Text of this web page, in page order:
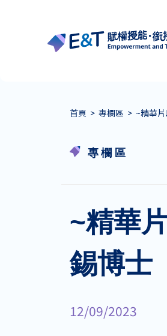
首頁 > 專欄區 > ~精華
專欄區
~精華
錫博士
12/09/2023